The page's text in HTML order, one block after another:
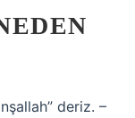
deriz. –